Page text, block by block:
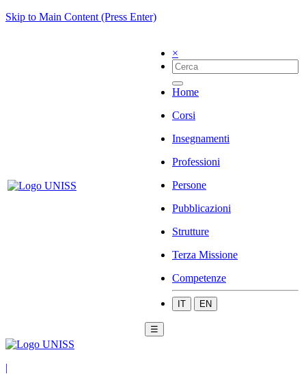
Skip to Main Content (Press Enter)
×
Home
Corsi
Insegnamenti
Professioni
Persone
Pubblicazioni
Strutture
Terza Missione
Competenze
IT EN
☰
|